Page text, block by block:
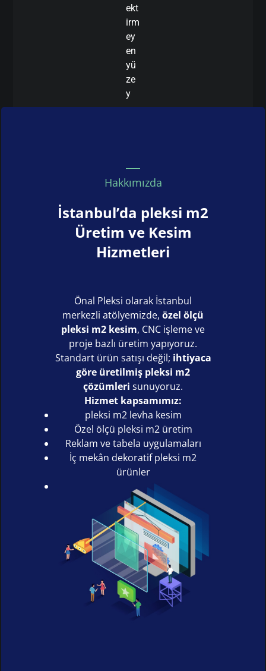
ekt
irm
ey
en
yü
ze
y
Hakkımızda
İstanbul’da pleksi m2
Üretim ve Kesim
Hizmetleri
Önal Pleksi olarak İstanbul
merkezli atölyemizde, özel ölçü
pleksi m2 kesim, CNC işleme ve
proje bazlı üretim yapıyoruz.
Standart ürün satışı değil; ihtiyaca
göre üretilmiş pleksi m2
çözümleri sunuyoruz.
Hizmet kapsamımız:
pleksi m2 levha kesim
Özel ölçü pleksi m2 üretim
Reklam ve tabela uygulamaları
İç mekân dekoratif pleksi m2
ürünler
Kurumsal ve bireysel projeler